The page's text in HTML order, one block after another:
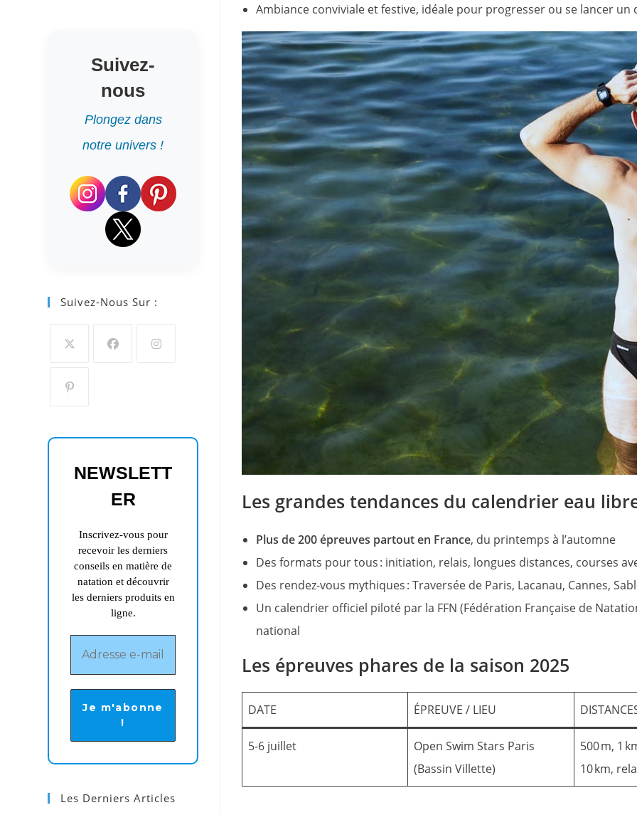
Ambiance conviviale et festive, idéale pour progresser ou se lancer un
Les grandes tendances du calendrier eau
Plus de 200 épreuves partout en France, du printemps à l’automne
Des formats pour tous : initiation, relais, longues distances, courses
Des rendez-vous mythiques : Traversée de Paris, Lacanau, Cannes,
Un calendrier officiel piloté par la FFN (Fédération Française de
national
Les épreuves phares de la saison 2025
DATE ÉPREUVE / LIEU
5-6 juillet
Open Swim Stars Paris
(Bassin Villette)
500 m, 1
10 km,
Suivez-
nous
Plongez dans
notre univers !
Suivez-Nous Sur :
dans
dans
nouvelNEWSLETT
ER
Inscrivez-vous pour
recevoir les derniers
conseils en matière de
natation et découvrir
les derniers produits en
ligne.
Les Derniers Articles